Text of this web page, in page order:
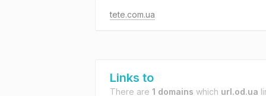
tete.com.ua
Links to
There are 1 domains which url.od.ua